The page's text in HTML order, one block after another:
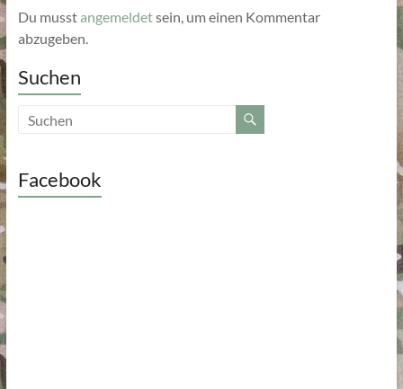
Du musstangemeldetsein, um einen Kommentar
abzugeben.
Suchen
Facebook